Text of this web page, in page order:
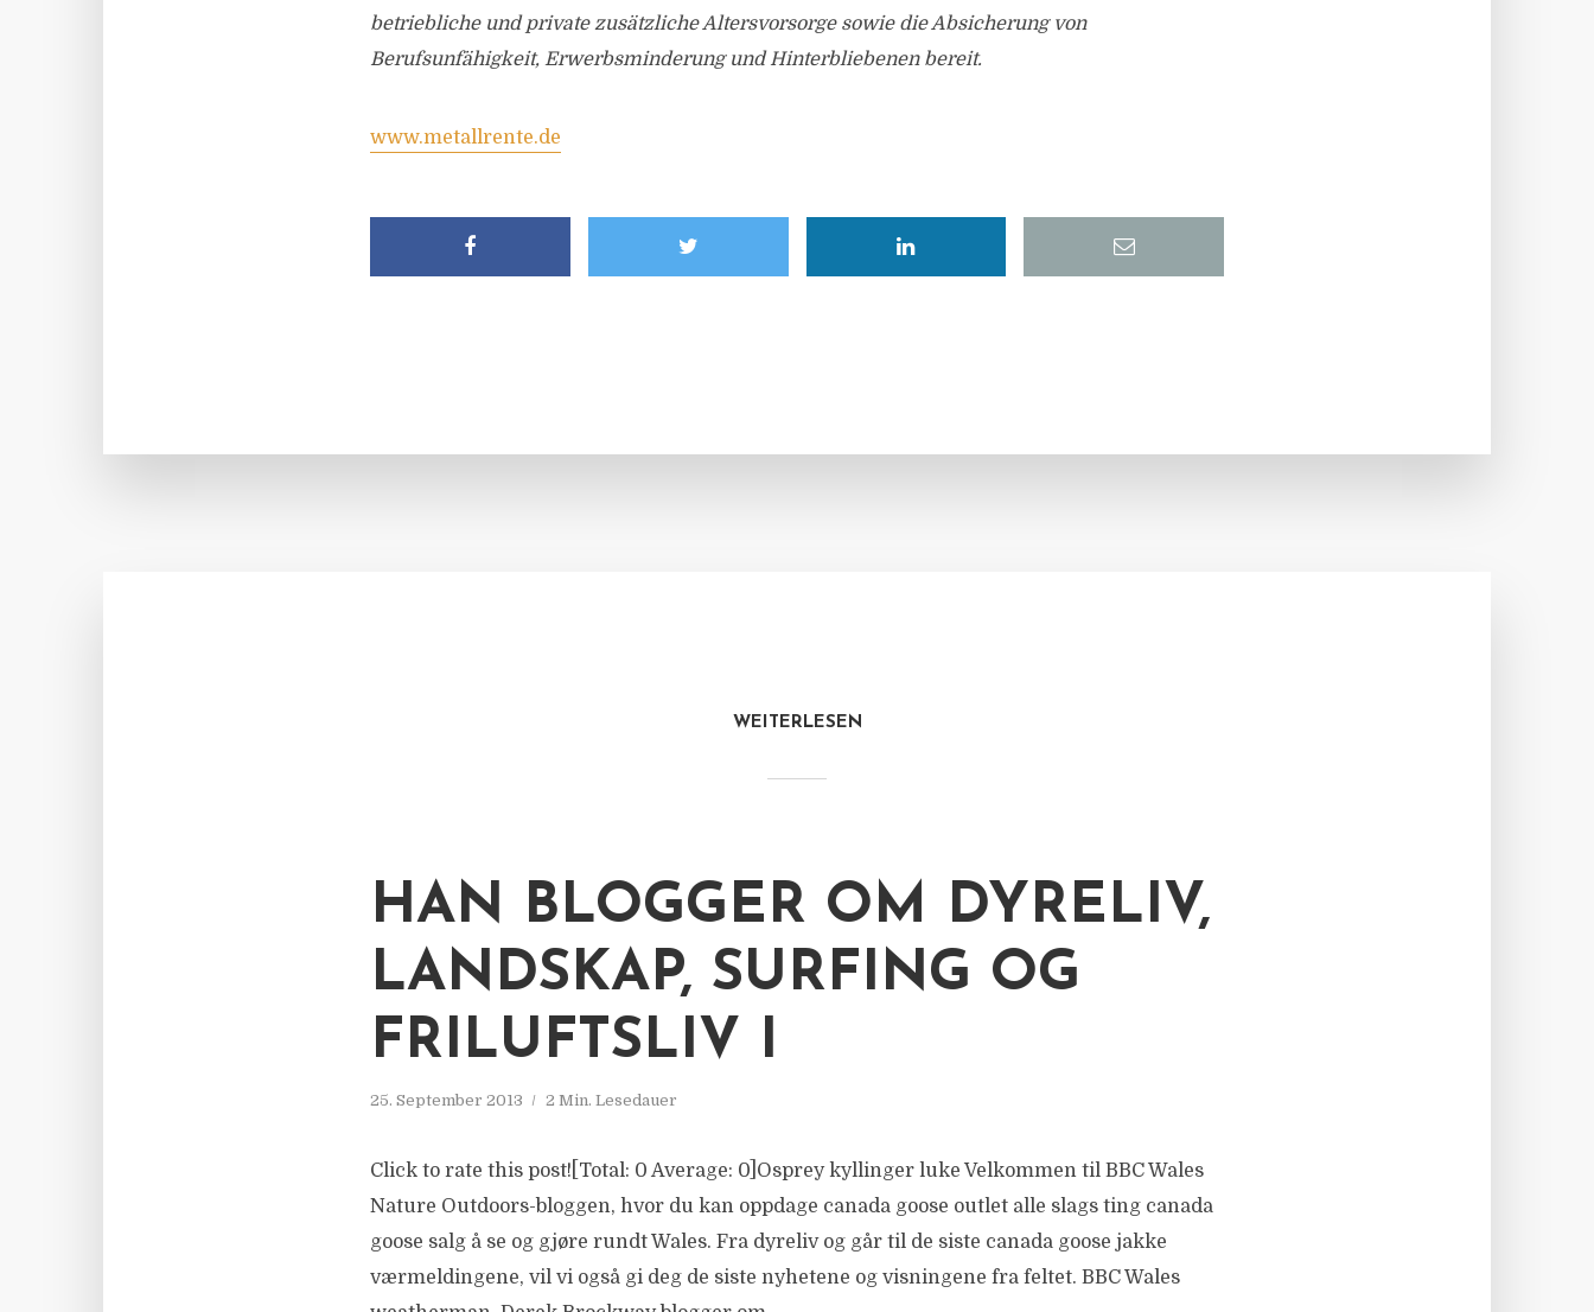
betriebliche und private zusätzliche Altersvorsorge sowie die Absicherung von
Berufsunfähigkeit, Erwerbsminderung und Hinterbliebenen bereit.
www.metallrente.de
WEITERLESEN
HAN BLOGGER OM DYRELIV,
LANDSKAP, SURFING OG
FRILUFTSLIV I
25. September 2013 2 Min. Lesedauer
Click to rate this post![Total: 0 Average: 0]Osprey kyllinger luke Velkommen til BBC Wales
Nature Outdoors-bloggen, hvor du kan oppdage canada goose outlet alle slags ting canada
goose salg å se og gjøre rundt Wales. Fra dyreliv og går til de siste canada goose jakke
værmeldingene, vil vi også gi deg de siste nyhetene og visningene fra feltet. BBC Wales